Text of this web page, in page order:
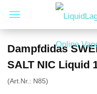
Dampfdidas
SALT NIC Liquid
(Art.Nr.: N85)